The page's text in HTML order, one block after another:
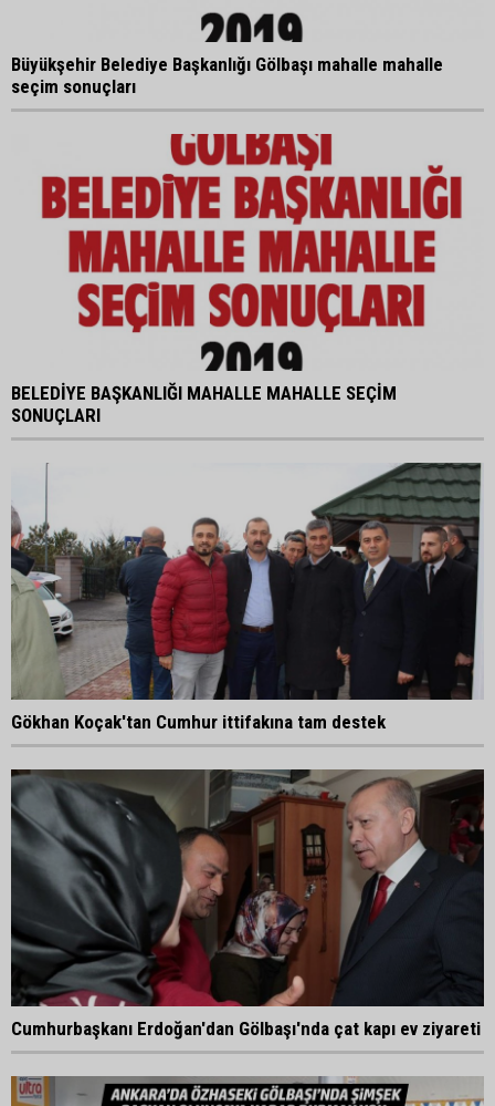
Büyükşehir Belediye Başkanlığı Gölbaşı mahalle mahalle
seçim sonuçları
BELEDİYE BAŞKANLIĞI MAHALLE MAHALLE SEÇİM
SONUÇLARI
Gökhan Koçak'tan Cumhur ittifakına tam destek
Cumhurbaşkanı Erdoğan'dan Gölbaşı'nda çat kapı ev ziyareti